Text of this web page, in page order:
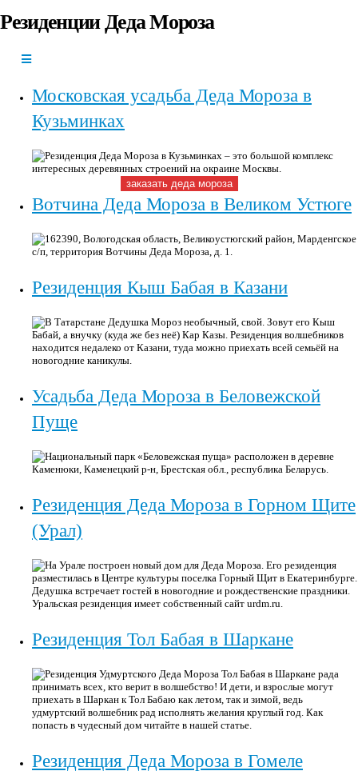
заказать деда мороза
Резиденции Деда Мороза
Московская усадьба Деда Мороза в
Кузьминках
Резиденция Деда Мороза в Кузьминках – это большой комплекс
интересных деревянных строений на окраине Москвы.
Вотчина Деда Мороза в Великом Устюге
162390, Вологодская область, Великоустюгский район, Марденгское
с/п, территория Вотчины Деда Мороза, д. 1.
Резиденция Кыш Бабая в Казани
В Татарстане Дедушка Мороз необычный, свой. Зовут его Кыш
Бабай, а внучку (куда же без неё) Кар Казы. Резиденция волшебников
находится недалеко от Казани, туда можно приехать всей семьёй на
новогодние каникулы.
Усадьба Деда Мороза в Беловежской
Пуще
Национальный парк «Беловежская пуща» расположен в деревне
Каменюки, Каменецкий р-н, Брестская обл., республика Беларусь.
Резиденция Деда Мороза в Горном Щите
(Урал)
На Урале построен новый дом для Деда Мороза. Его резиденция
разместилась в Центре культуры поселка Горный Щит в Екатеринбурге.
Дедушка встречает гостей в новогодние и рождественские праздники.
Уральская резиденция имеет собственный сайт urdm.ru.
Резиденция Тол Бабая в Шаркане
Резиденция Удмуртского Деда Мороза Тол Бабая в Шаркане рада
принимать всех, кто верит в волшебство! И дети, и взрослые могут
приехать в Шаркан к Тол Бабаю как летом, так и зимой, ведь
удмуртский волшебник рад исполнять желания круглый год. Как
попасть в чудесный дом читайте в нашей статье.
Резиденция Деда Мороза в Гомеле